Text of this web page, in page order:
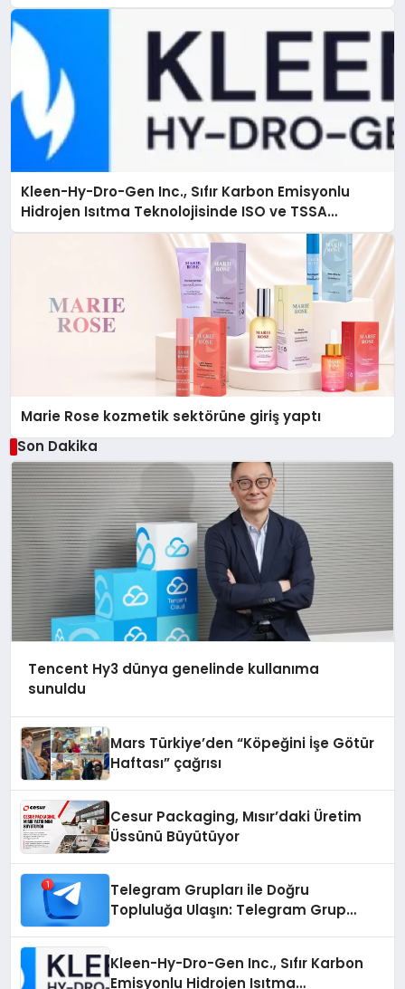
Çözüm
Kleen-Hy-Dro-Gen Inc., Sıfır Karbon Emisyonlu
Hidrojen Isıtma Teknolojisinde ISO ve TSSA
Düzenleyici Onaylarını Aldı
Marie Rose kozmetik sektörüne giriş yaptı
Son Dakika
Tencent Hy3 dünya genelinde kullanıma
sunuldu
Mars Türkiye’den “Köpeğini İşe Götür
Haftası” çağrısı
Cesur Packaging, Mısır’daki Üretim
Üssünü Büyütüyor
Telegram Grupları ile Doğru
Topluluğa Ulaşın: Telegram Grup
Kleen-Hy-Dro-Gen Inc., Sıfır Karbon
Emisyonlu Hidrojen Isıtma